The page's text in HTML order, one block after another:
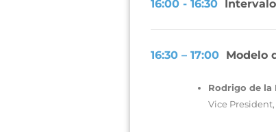
16:00 - 16:30 Intervalo
16:30 – 17:00 Modelo
Rodrigo de la
Vice